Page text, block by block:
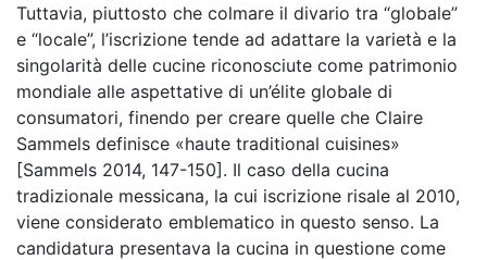
Tuttavia, piuttosto che colmare il divario tra “globale”
e “locale”, l’iscrizione tende ad adattare la varietà e la
singolarità delle cucine riconosciute come patrimonio
mondiale alle aspettative di un’élite globale di
consumatori, finendo per creare quelle che Claire
Sammels definisce «haute traditional cuisines»
[Sammels 2014, 147-150]. Il caso della cucina
tradizionale messicana, la cui iscrizione risale al 2010,
viene considerato emblematico in questo senso. La
candidatura presentava la cucina in questione come